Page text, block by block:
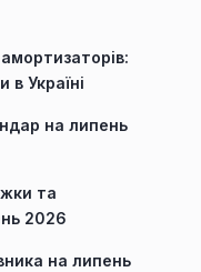
в Україні
на липень
та
2026
на липень